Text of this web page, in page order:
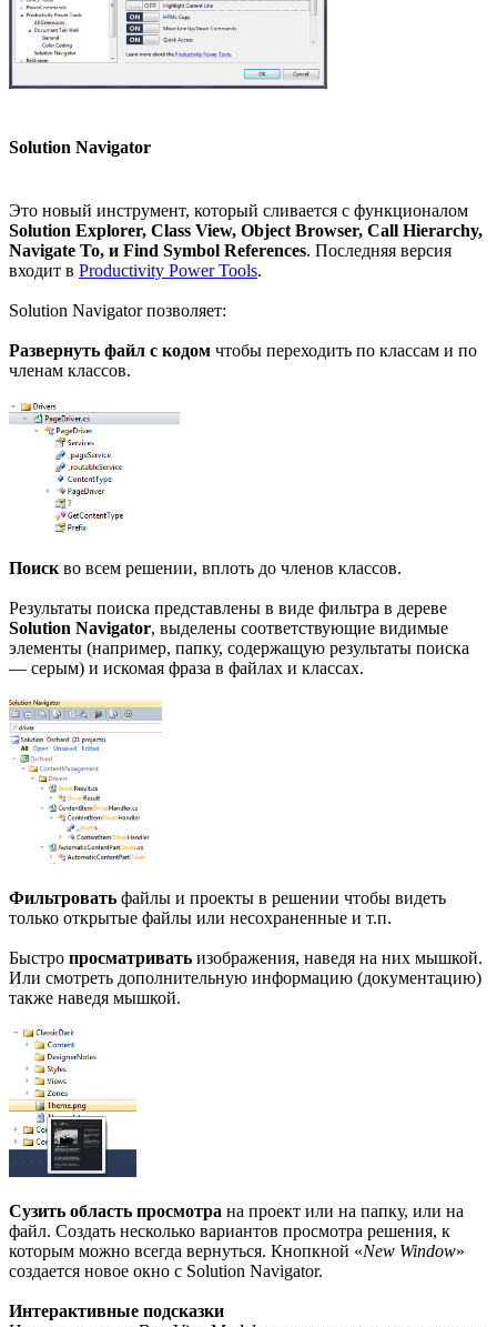
Solution Navigator
Это новый инструмент, который сливается с функционалом
Solution Explorer, Class View, Object Browser, Call Hierarchy,
Navigate To, и Find Symbol References. Последняя версия
входит в Productivity Power Tools.
Solution Navigator позволяет:
Развернуть файл с кодом чтобы переходить по классам и по
членам классов.
Поиск во всем решении, вплоть до членов классов.
Результаты поиска представлены в виде фильтра в дереве
Solution Navigator, выделены соответствующие видимые
элементы (например, папку, содержащую результаты поиска
— серым) и искомая фраза в файлах и классах.
Фильтровать файлы и проекты в решении чтобы видеть
только открытые файлы или несохраненные и т.п.
Быстро просматривать изображения, наведя на них мышкой.
Или смотреть дополнительную информацию (документацию)
также наведя мышкой.
Сузить область просмотра на проект или на папку, или на
файл. Создать несколько вариантов просмотра решения, к
которым можно всегда вернуться. Кнопкной «New Window»
создается новое окно с Solution Navigator.
Интерактивные подсказки